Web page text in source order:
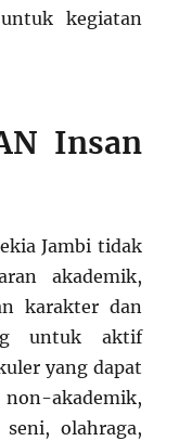
kegiatan
Insan
Jambi tidak
akademik,
karakter dan
untuk aktif
yang dapat
akademik,
olahraga,